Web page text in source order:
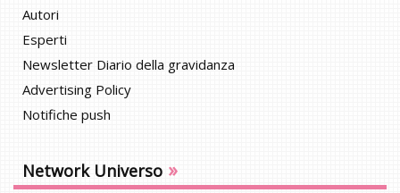
Autori
Esperti
Newsletter Diario della gravidanza
Advertising Policy
Notifiche push
Network Universo »